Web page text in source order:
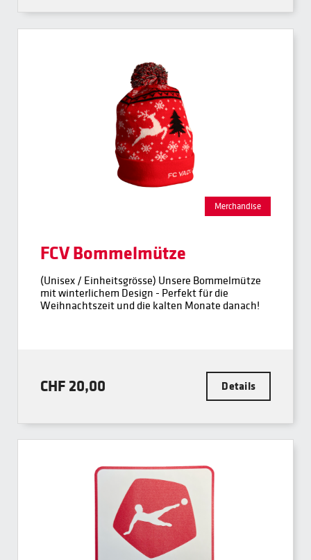
Merchandise
FCV Bommelmütze
(Unisex / Einheitsgrösse) Unsere Bommelmütze
mit winterlichem Design - Perfekt für die
Weihnachtszeit und die kalten Monate danach!
CHF 20,00 Details